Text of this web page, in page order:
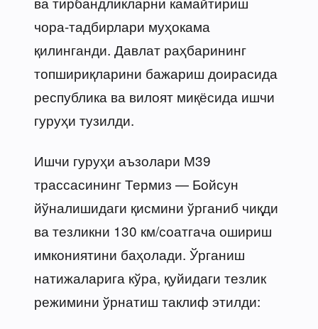
чора-тадбирлари муҳокама
қилинганди. Давлат раҳбарининг
топшириқларини бажариш доирасида
республика ва вилоят миқёсида ишчи
гуруҳи тузилди.
Ишчи гуруҳи аъзолари М39
трассасининг Термиз — Бойсун
йўналишидаги қисмини ўрганиб чиқди
ва тезликни 130 км/соатгача ошириш
имкониятини баҳолади. Ўрганиш
натижаларига кўра, қуйидаги тезлик
режимини ўрнатиш таклиф этилди: